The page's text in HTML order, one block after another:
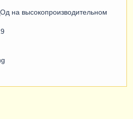
на высокопроизводительном